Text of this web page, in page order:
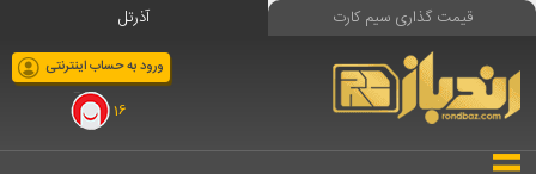
قیمت گذاری سیم کارت آذرتل
ورود به حساب اینترنتی
16